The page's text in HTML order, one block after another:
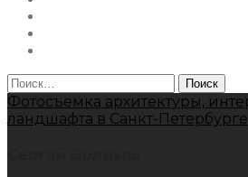
Найти:
Фотосъемка архитектуры,
ландшафта в Санкт-Петербурге